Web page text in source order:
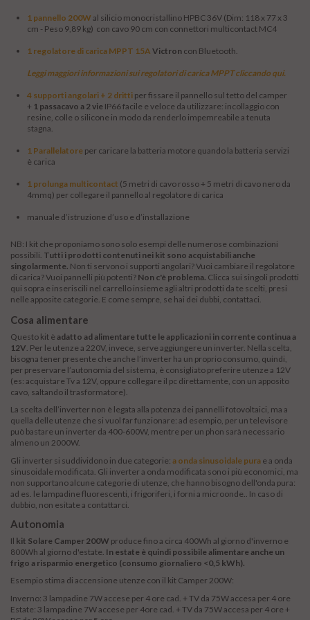
1 pannello 200W al silicio monocristallino HPBC 36V (Dim: 118 x 77 x 3
cm - Peso 9,89 kg) con cavo 90 cm con connettori multicontact MC4
1 regolatore di carica MPPT 15A Victron con Bluetooth.
Leggi maggiori informazioni sui regolatori di carica MPPT cliccando qui.
4 supporti angolari + 2 dritti per fissare il pannello sul tetto del camper
+ 1 passacavo a 2 vie IP66 facile e veloce da utilizzare: incollaggio con
resine, colle o silicone in modo da renderlo impemreabile a tenuta
stagna.
1 Parallelatore per caricare la batteria motore quando la batteria servizi
è carica
1 prolunga multicontact (5 metri di cavo rosso + 5 metri di cavo nero da
4mmq) per collegare il pannello al regolatore di carica
manuale d’istruzione d’uso e d’installazione
NB: I kit che proponiamo sono solo esempi delle numerose combinazioni
possibili. Tutti i prodotti contenuti nei kit sono acquistabili anche
singolarmente. Non ti servono i supporti angolari? Vuoi cambiare il regolatore
di carica? Vuoi pannelli più potenti? Non c'è problema. Clicca sui singoli prodotti
qui sopra e inseriscili nel carrello insieme agli altri prodotti da te scelti, presi
nelle apposite categorie. E come sempre, se hai dei dubbi, contattaci.
Cosa alimentare
Questo kit è adatto ad alimentare tutte le applicazioni in corrente continua a
12V . Per le utenze a 220V, invece, serve aggiungere un inverter. Nella scelta,
bisogna tener presente che anche l’inverter ha un proprio consumo, quindi,
per preservare l’autonomia del sistema, è consigliato preferire utenze a 12V
(es: acquistare Tv a 12V, oppure collegare il pc direttamente, con un apposito
cavo, saltando il trasformatore).
La scelta dell’inverter non è legata alla potenza dei pannelli fotovoltaici, ma a
quella delle utenze che si vuol far funzionare: ad esempio, per un televisore
può bastare un inverter da 400-600W, mentre per un phon sarà necessario
almeno un 2000W.
Gli inverter si suddividono in due categorie: a onda sinusoidale pura e a onda
sinusoidale modificata. Gli inverter a onda modificata sono i più economici, ma
non supportano alcune categorie di utenze, che hanno bisogno dell'onda pura:
ad es. le lampadine fluorescenti, i frigoriferi, i forni a microonde.. In caso di
dubbio, non esitate a contattarci.
Autonomia
Il kit Solare Camper 200W produce fino a circa 400Wh al giorno d'inverno e
800Wh al giorno d'estate. In estate è quindi possibile alimentare anche un
frigo a risparmio energetico (consumo giornaliero <0,5 kWh).
Esempio stima di accensione utenze con il kit Camper 200W:
Inverno: 3 lampadine 7W accese per 4 ore cad. + TV da 75W accesa per 4 ore
Estate: 3 lampadine 7W accese per 4ore cad. + TV da 75W accesa per 4 ore +